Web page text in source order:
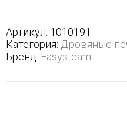
трехстороннем
кожухе
-
Защита
Артикул: 1010191
Категория: Дровяные
Бренд: Easysteam